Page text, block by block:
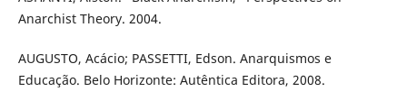
Anarchist Theory. 2004.
AUGUSTO, Acácio; PASSETTI, Edson. Anarquismos e
Educação. Belo Horizonte: Autêntica Editora, 2008.